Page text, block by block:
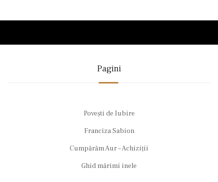
Pagini
Povești de Iubire
Franciza Sabion
Cumpărăm Aur – Achiziții
Ghid mărimi inele